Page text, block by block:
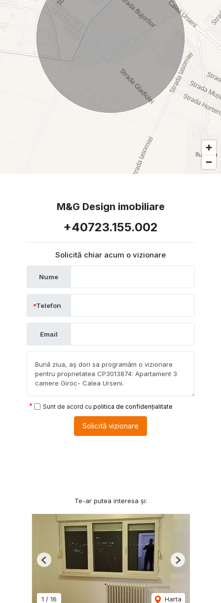
M&G Design imobiliare
+40723.155.002
Solicită chiar acum o vizionare
Nume
Telefon
Email
Sunt de acord cu politica de confidențialitate
Solicită vizionare
Te-ar putea interesa și:
1 / 16 Harta
Previous Next